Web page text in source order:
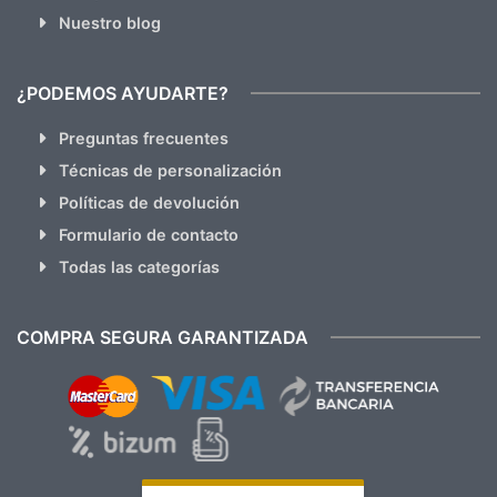
Nuestro blog
¿PODEMOS AYUDARTE?
Preguntas frecuentes
Técnicas de personalización
Políticas de devolución
Formulario de contacto
Todas las categorías
COMPRA SEGURA GARANTIZADA